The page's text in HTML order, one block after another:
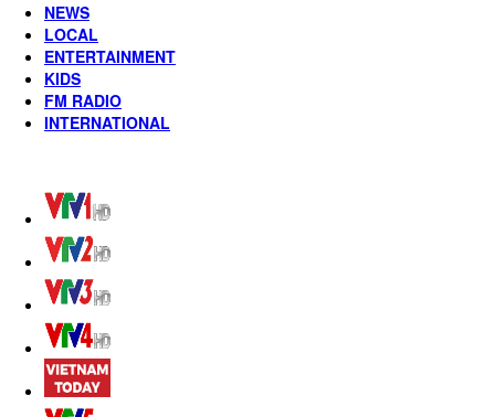
NEWS
LOCAL
ENTERTAINMENT
KIDS
FM RADIO
INTERNATIONAL